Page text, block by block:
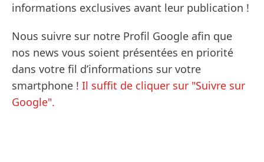
informations exclusives avant leur publication !
Nous suivre sur notre Profil Google afin que
nos news vous soient présentées en priorité
dans votre fil d’informations sur votre
smartphone ! Il suffit de cliquer sur "Suivre sur
Google".